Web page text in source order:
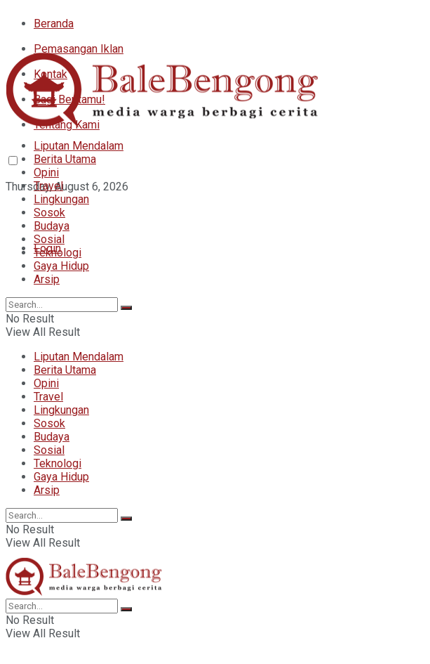
Beranda
Pemasangan Iklan
Kontak
Bagi Beritamu!
Tentang Kami
Thursday, August 6, 2026
Login
Liputan Mendalam
Berita Utama
Opini
Travel
Lingkungan
Sosok
Budaya
Sosial
Teknologi
Gaya Hidup
Arsip
No Result
View All Result
Liputan Mendalam
Berita Utama
Opini
Travel
Lingkungan
Sosok
Budaya
Sosial
Teknologi
Gaya Hidup
Arsip
No Result
View All Result
No Result
View All Result